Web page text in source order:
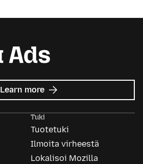
Learn more about
Mozilla
Tuki
Tuotetuki
Ilmoita virheestä
Lokalisoi Mozilla